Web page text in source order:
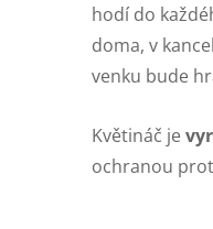
hodí do
doma, v
venku bude
Květináč je
ochranou